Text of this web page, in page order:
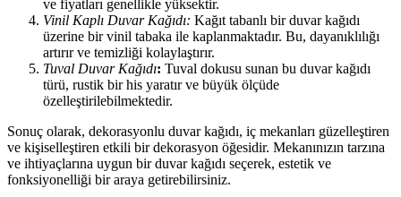
ve fiyatları genellikle yüksektir.
Vinil Kaplı Duvar Kağıdı: Kağıt tabanlı bir duvar kağıdı
üzerine bir vinil tabaka ile kaplanmaktadır. Bu, dayanıklılığı
artırır ve temizliği kolaylaştırır.
Tuval Duvar Kağıdı: Tuval dokusu sunan bu duvar kağıdı
türü, rustik bir his yaratır ve büyük ölçüde
özelleştirilebilmektedir.
Sonuç olarak, dekorasyonlu duvar kağıdı, iç mekanları güzelleştiren
ve kişiselleştiren etkili bir dekorasyon öğesidir. Mekanınızın tarzına
ve ihtiyaçlarına uygun bir duvar kağıdı seçerek, estetik ve
fonksiyonelliği bir araya getirebilirsiniz.